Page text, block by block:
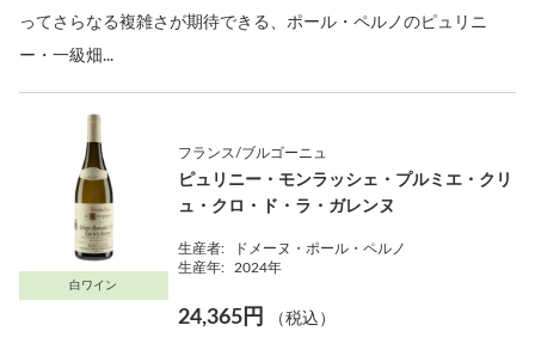
ってさらなる複雑さが期待できる、ポール・ペルノのピュリニ
ー・一級畑...
白ワイン
フランス/ブルゴーニュ
ピュリニー・モンラッシェ・プルミエ・クリ
ュ・クロ・ド・ラ・ガレンヌ
生産者:
ドメーヌ・ポール・ペルノ
生産年:
2024年
24,365円 （税込）